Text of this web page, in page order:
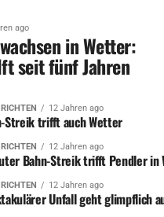
ago
in Wetter:
seit fünf Jahren
12 Jahren ago
Streik trifft auch Wetter
12 Jahren ago
Bahn-Streik trifft Pendler in
12 Jahren ago
Unfall geht glimpflich